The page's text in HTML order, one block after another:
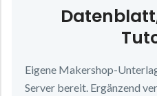
Eigene Makershop-
Server bereit. Ergänzend